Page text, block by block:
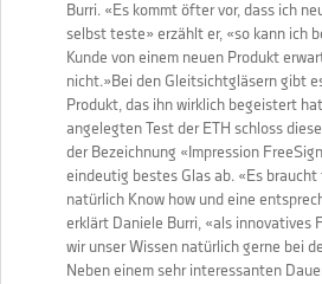
Burri. «Es kommt öfter vor, dass ich
selbst teste» erzählt er, «so kann ich
Kunde von einem neuen Produkt
nicht.»Bei den Gleitsichtgläsern gibt
Produkt, das ihn wirklich begeistert
angelegten Test der ETH schloss
der Bezeichnung «Impression
eindeutig bestes Glas ab. «Es
natürlich Know how und eine
erklärt Daniele Burri, «als innovatives
wir unser Wissen natürlich gerne bei
Neben einem sehr interessanten